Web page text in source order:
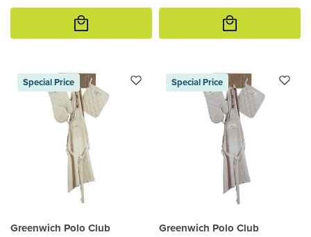
Προσθήκη
καλάθι
Προσθήκη
καλάθι
Special Price
Greenwich Polo Club
Special Price
Greenwich Polo Club